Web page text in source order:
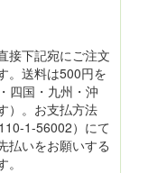
接下記宛にご注文
。送料は500円を
四国・九州・沖
）。お支払方法
1-56002）にて
払いをお願いする